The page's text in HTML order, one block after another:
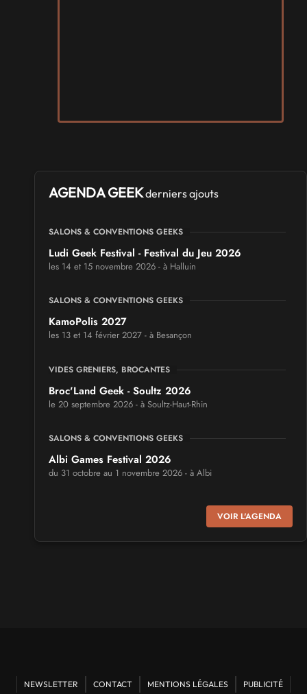
AGENDA GEEKderniers ajouts
SALONS & CONVENTIONS GEEKS
Ludi Geek Festival - Festival du Jeu 2026
les 14 et 15 novembre 2026 - à Halluin
SALONS & CONVENTIONS GEEKS
KamoPolis 2027
les 13 et 14 février 2027 - à Besançon
VIDES GRENIERS, BROCANTES
Broc'Land Geek - Soultz 2026
le 20 septembre 2026 - à Soultz-Haut-Rhin
SALONS & CONVENTIONS GEEKS
Albi Games Festival 2026
du 31 octobre au 1 novembre 2026 - à Albi
Virtual Calais - salon du jeu vidéo et des loisirs
numériques 2026
Mang'Azur 2027
VOIR L'AGENDA
NEWSLETTER CONTACT MENTIONS LÉGALES PUBLICITÉ